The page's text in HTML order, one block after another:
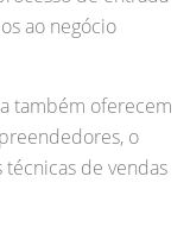
ao negócio
também oferecem
o
de vendas